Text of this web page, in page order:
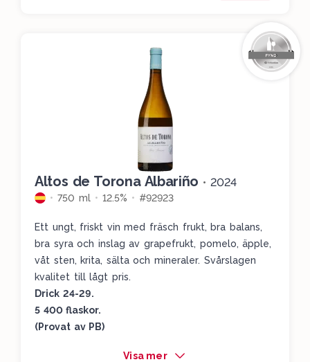
Altos de Torona Albariño • 2024
750 ml 12.5% #92923
Ett ungt, friskt vin med fräsch frukt, bra balans,
bra syra och inslag av grapefrukt, pomelo, äpple,
våt sten, krita, sälta och mineraler. Svårslagen
kvalitet till lågt pris.
Drick 24-29.
5 400 flaskor.
(Provat av PB)
Visa mer